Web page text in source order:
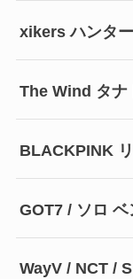
xikers ハンター
The Wind タナ
BLACKPINK
GOT7 / ソロ ベ
WayV / NCT /